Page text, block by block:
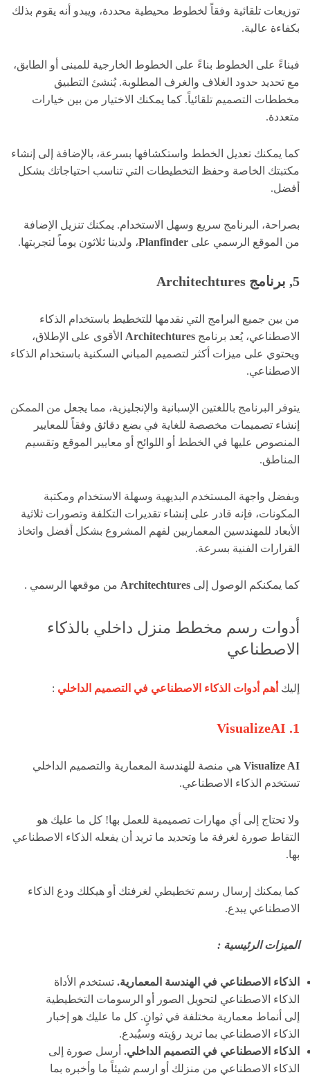
توزيعات تلقائية وفقاً لخطوط محيطية محددة، ويبدو أنه يقوم بذلك
بكفاءة عالية.
فبناءً على الخطوط بناءً على الخطوط الخارجية للمبنى أو الطابق،
مع تحديد حدود الغلاف والغرف المطلوبة. يُنشئ التطبيق
مخططات التصميم تلقائياً. كما يمكنك الاختيار من بين خيارات
متعددة.
كما يمكنك تعديل الخطط واستكشافها بسرعة، بالإضافة إلى إنشاء
مكتبتك الخاصة وحفظ التخطيطات التي تناسب احتياجاتك بشكل
أفضل.
بصراحة، البرنامج سريع وسهل الاستخدام. يمكنك تنزيل الإضافة
من الموقع الرسمي على Planfinder، ولدينا ثلاثون يوماً لتجربتها.
5, برنامج Architechtures
من بين جميع البرامج التي نقدمها للتخطيط باستخدام الذكاء
الاصطناعي، يُعد برنامج Architechtures الأقوى على الإطلاق،
ويحتوي على ميزات أكثر لتصميم المباني السكنية باستخدام الذكاء
الاصطناعي.
يتوفر البرنامج باللغتين الإسبانية والإنجليزية، مما يجعل من الممكن
إنشاء تصميمات مخصصة للغاية في بضع دقائق وفقاً للمعايير
المنصوص عليها في الخطط أو اللوائح أو معايير الموقع وتقسيم
المناطق.
وبفضل واجهة المستخدم البديهية وسهلة الاستخدام ومكتبة
المكونات، فإنه قادر على إنشاء تقديرات التكلفة وتصورات ثلاثية
الأبعاد للمهندسين المعماريين لفهم المشروع بشكل أفضل واتخاذ
القرارات الفنية بسرعة.
كما يمكنكم الوصول إلى Architechtures من موقعها الرسمي .
أدوات رسم مخطط منزل داخلي بالذكاء
الاصطناعي
إليك أهم أدوات الذكاء الاصطناعي في التصميم الداخلي :
1. VisualizeAI
Visualize AI هي منصة للهندسة المعمارية والتصميم الداخلي
تستخدم الذكاء الاصطناعي.
ولا تحتاج إلى أي مهارات تصميمية للعمل بها! كل ما عليك هو
التقاط صورة لغرفة ما وتحديد ما تريد أن يفعله الذكاء الاصطناعي
بها.
كما يمكنك إرسال رسم تخطيطي لغرفتك أو هيكلك ودع الذكاء
الاصطناعي يبدع.
الميزات الرئيسية :
الذكاء الاصطناعي في الهندسة المعمارية. تستخدم الأداة
الذكاء الاصطناعي لتحويل الصور أو الرسومات التخطيطية
إلى أنماط معمارية مختلفة في ثوانٍ. كل ما عليك هو إخبار
الذكاء الاصطناعي بما تريد رؤيته وسيُبدع.
الذكاء الاصطناعي في التصميم الداخلي. أرسل صورة إلى
الذكاء الاصطناعي من منزلك أو ارسم شيئاً ما وأخبره بما